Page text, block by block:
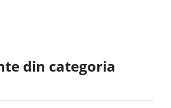
din categoria